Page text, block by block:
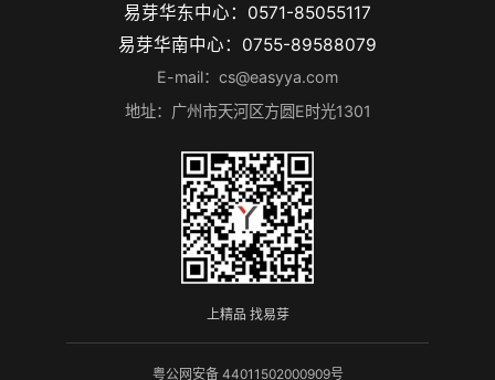
易芽华东中心：0571-85055117
易芽华南中心：0755-89588079
E-mail：cs@easyya.com
地址：广州市天河区方圆E时光1301
上精品 找易芽
粤公网安备 44011502000909号